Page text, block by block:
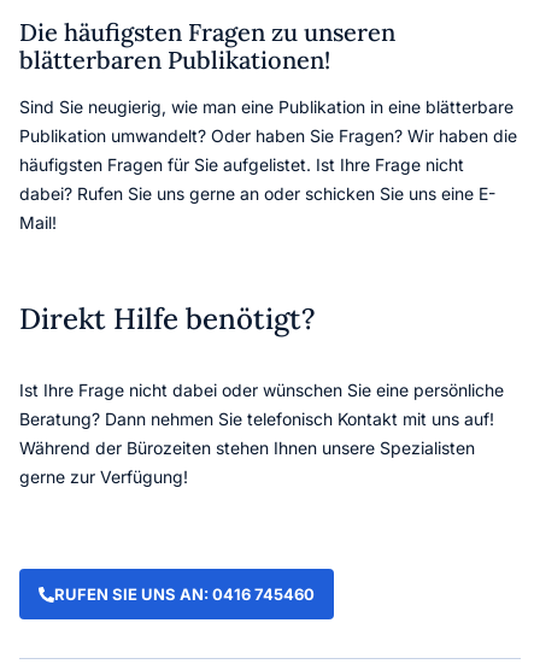
Die häufigsten Fragen zu unseren
blätterbaren Publikationen!
Sind Sie neugierig, wie man eine Publikation in eine blätterbare
Publikation umwandelt? Oder haben Sie Fragen? Wir haben die
häufigsten Fragen für Sie aufgelistet. Ist Ihre Frage nicht
dabei? Rufen Sie uns gerne an oder schicken Sie uns eine E-
Mail!
Direkt Hilfe benötigt?
Ist Ihre Frage nicht dabei oder wünschen Sie eine persönliche
Beratung? Dann nehmen Sie telefonisch Kontakt mit uns auf!
Während der Bürozeiten stehen Ihnen unsere Spezialisten
gerne zur Verfügung!
RUFEN SIE UNS AN: 0416 745460